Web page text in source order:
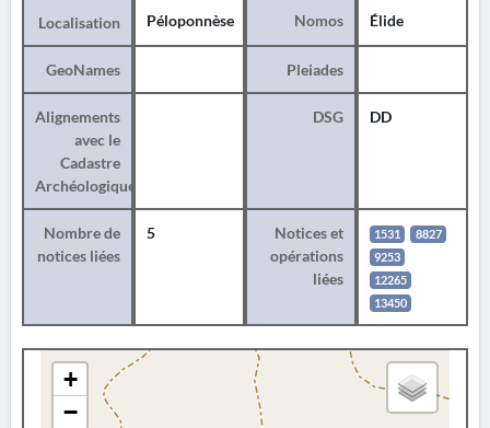
Localisation Péloponnèse Nomos Élide
GeoNames Pleiades
Alignements
avec le
Cadastre
Archéologique
DSG DD
Nombre de
notices liées
5
Notices et
opérations
liées
1531
8827
9253
12265
13450
+
−